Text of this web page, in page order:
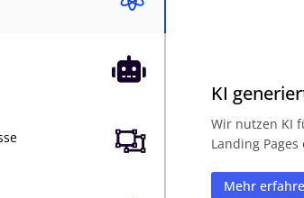


KI
Wir nutzen KI
Landing
Mehr